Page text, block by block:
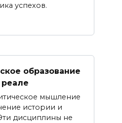
успехов.
образование
реале
мышление
истории и
дисциплины не